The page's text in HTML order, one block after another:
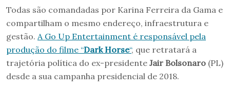
Todas são comandadas por Karina Ferreira da Gama e
compartilham o mesmo endereço, infraestrutura e
gestão. A Go Up Entertainment é responsável pela
produção do filme “Dark Horse“, que retratará a
trajetória política do ex-presidente Jair Bolsonaro (PL)
desde a sua campanha presidencial de 2018.